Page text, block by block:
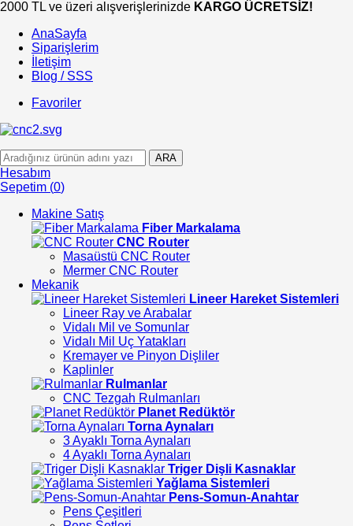
2000 TL ve üzeri alışverişlerinizde KARGO ÜCRETSİZ!
AnaSayfa
Siparişlerim
İletişim
Blog / SSS
Favoriler
ARA
Hesabım
Sepetim (0)
Makine Satış
Fiber Markalama
CNC Router
Masaüstü CNC Router
Mermer CNC Router
Mekanik
Lineer Hareket Sistemleri
Lineer Ray ve Arabalar
Vidalı Mil ve Somunlar
Vidalı Mil Uç Yatakları
Kremayer ve Pinyon Dişliler
Kaplinler
Rulmanlar
CNC Tezgah Rulmanları
Planet Redüktör
Torna Aynaları
3 Ayaklı Torna Aynaları
4 Ayaklı Torna Aynaları
Triger Dişli Kasnaklar
Yağlama Sistemleri
Pens-Somun-Anahtar
Pens Çeşitleri